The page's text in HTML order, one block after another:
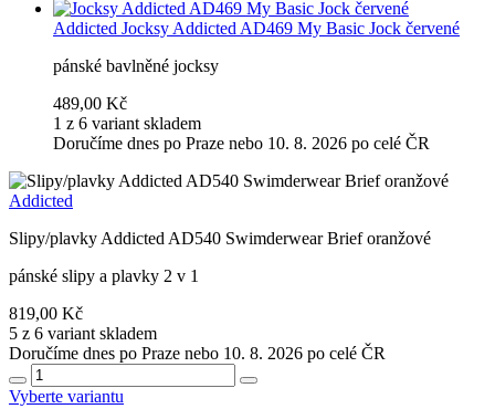
Addicted Jocksy Addicted AD469 My Basic Jock červené
pánské bavlněné jocksy
489,00 Kč
1 z 6 variant skladem
Doručíme dnes po Praze nebo 10. 8. 2026 po celé ČR
Addicted
Slipy/plavky Addicted AD540 Swimderwear Brief oranžové
pánské slipy a plavky 2 v 1
819,00 Kč
5 z 6 variant skladem
Doručíme dnes po Praze nebo 10. 8. 2026 po celé ČR
Vyberte variantu